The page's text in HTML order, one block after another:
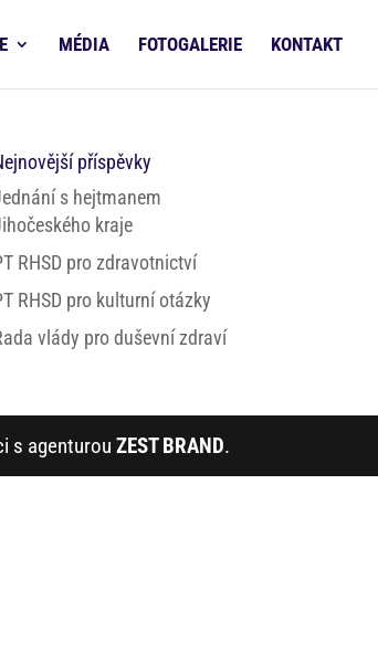
MÉDIA FOTOGALERIE KONTAKT
příspěvky
s hejtmanem
kraje
RHSD pro zdravotnictví
RHSD pro kulturní otázky
vlády pro duševní zdraví
s agenturou ZEST BRAND.